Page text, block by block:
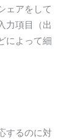
ェアをして
力項目（出
によって細
するのに対